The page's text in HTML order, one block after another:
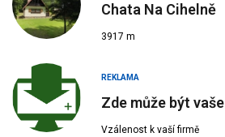
Chata Na Cihelně
3917 m
REKLAMA
Zde může být
Vzálenost k vaší firmě